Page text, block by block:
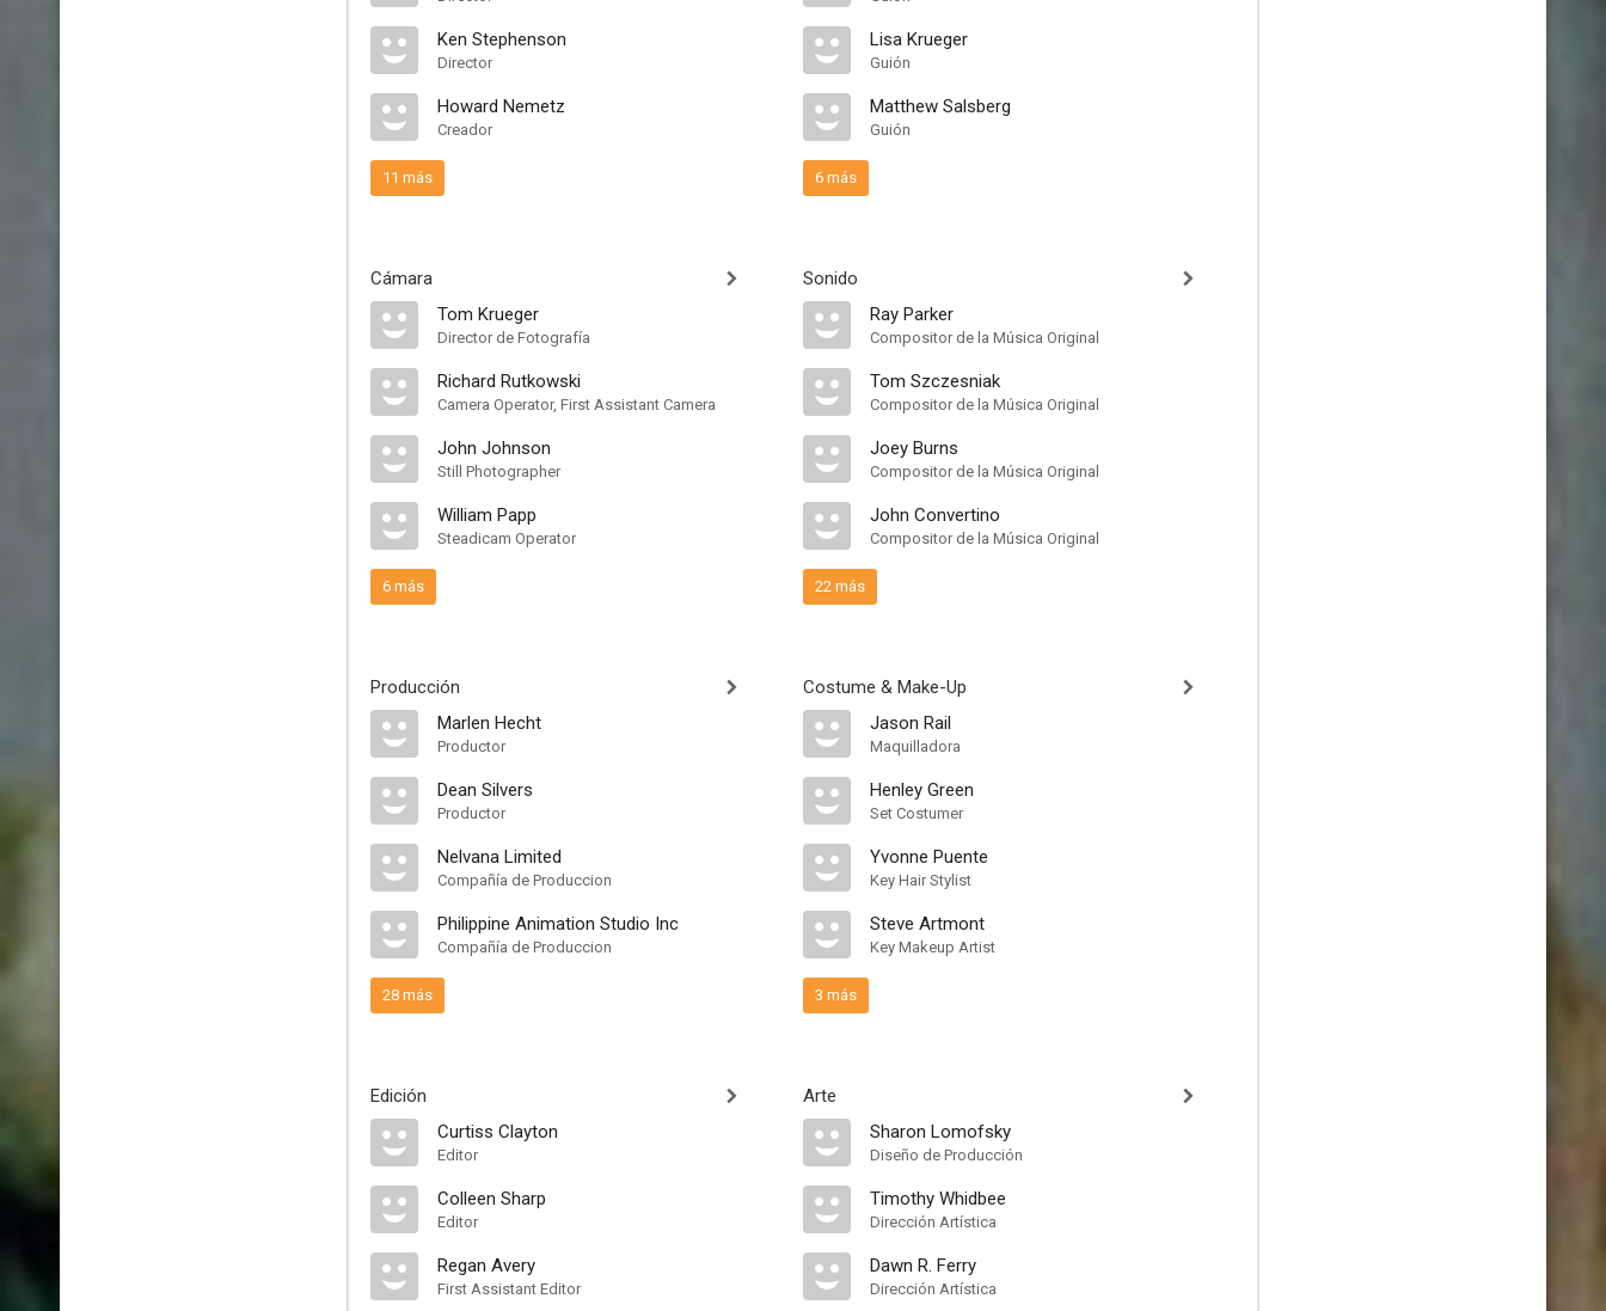
Ken Stephenson
Director
Howard Nemetz
Creador
11 más
Cámara
Tom Krueger
Director de Fotografía
Richard Rutkowski
Camera Operator, First Assistant Camera
John Johnson
Still Photographer
William Papp
Steadicam Operator
6 más
Producción
Marlen Hecht
Productor
Dean Silvers
Productor
Nelvana Limited
Compañía de Produccion
Philippine Animation Studio Inc
Compañía de Produccion
28 más
Edición
Curtiss Clayton
Editor
Colleen Sharp
Editor
Regan Avery
First Assistant Editor
Lisa Krueger
Guión
Matthew Salsberg
Guión
6 más
Sonido
Ray Parker
Compositor de la Música Original
Tom Szczesniak
Compositor de la Música Original
Joey Burns
Compositor de la Música Original
John Convertino
Compositor de la Música Original
22 más
Costume & Make-Up
Jason Rail
Maquilladora
Henley Green
Set Costumer
Yvonne Puente
Key Hair Stylist
Steve Artmont
Key Makeup Artist
3 más
Arte
Sharon Lomofsky
Diseño de Producción
Timothy Whidbee
Dirección Artística
Dawn R. Ferry
Dirección Artística